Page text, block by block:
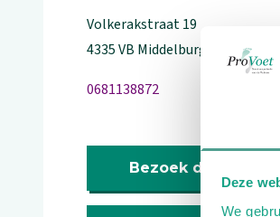
Deze
We
Volkerakstraat19
4335 VB Middelburg
0681138872
Bezoek de website